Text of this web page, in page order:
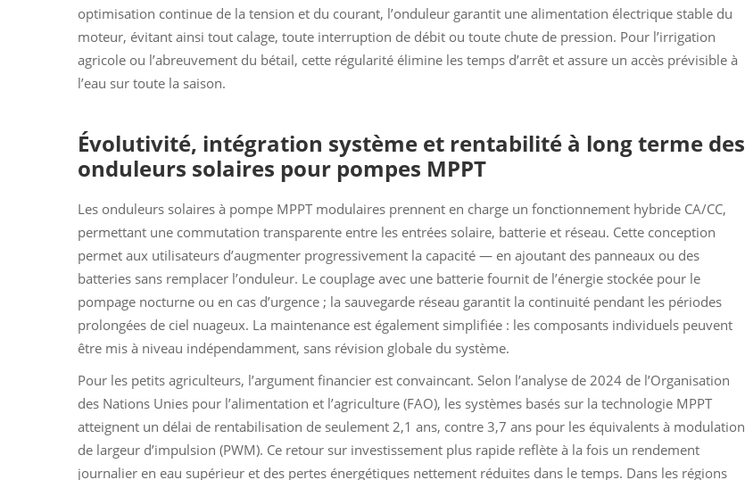
optimisation continue de la tension et du courant, l’onduleur garantit une alimentation électrique stable du
moteur, évitant ainsi tout calage, toute interruption de débit ou toute chute de pression. Pour l’irrigation
agricole ou l’abreuvement du bétail, cette régularité élimine les temps d’arrêt et assure un accès prévisible à
l’eau sur toute la saison.
Évolutivité, intégration système et rentabilité à long terme des
onduleurs solaires pour pompes MPPT
Les onduleurs solaires à pompe MPPT modulaires prennent en charge un fonctionnement hybride CA/CC,
permettant une commutation transparente entre les entrées solaire, batterie et réseau. Cette conception
permet aux utilisateurs d’augmenter progressivement la capacité — en ajoutant des panneaux ou des
batteries sans remplacer l’onduleur. Le couplage avec une batterie fournit de l’énergie stockée pour le
pompage nocturne ou en cas d’urgence ; la sauvegarde réseau garantit la continuité pendant les périodes
prolongées de ciel nuageux. La maintenance est également simplifiée : les composants individuels peuvent
être mis à niveau indépendamment, sans révision globale du système.
Pour les petits agriculteurs, l’argument financier est convaincant. Selon l’analyse de 2024 de l’Organisation
des Nations Unies pour l’alimentation et l’agriculture (FAO), les systèmes basés sur la technologie MPPT
atteignent un délai de rentabilisation de seulement 2,1 ans, contre 3,7 ans pour les équivalents à modulation
de largeur d’impulsion (PWM). Ce retour sur investissement plus rapide reflète à la fois un rendement
journalier en eau supérieur et des pertes énergétiques nettement réduites dans le temps. Dans les régions